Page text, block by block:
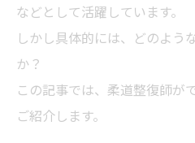
などとして活躍しています。
しかし具体的には、どのよう
か？
この記事では、柔道整復師が
ご紹介します。